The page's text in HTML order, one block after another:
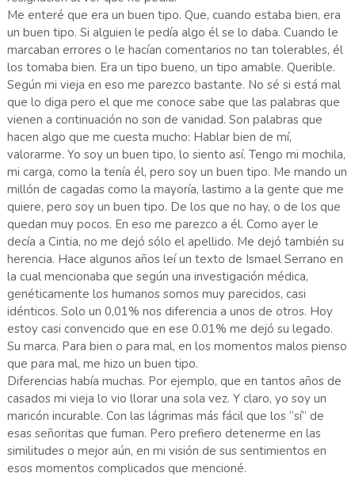
Me enteré que era un buen tipo. Que, cuando estaba bien, era
un buen tipo. Si alguien le pedía algo él se lo daba. Cuando le
marcaban errores o le hacían comentarios no tan tolerables, él
los tomaba bien. Era un tipo bueno, un tipo amable. Querible.
Según mi vieja en eso me parezco bastante. No sé si está mal
que lo diga pero el que me conoce sabe que las palabras que
vienen a continuación no son de vanidad. Son palabras que
hacen algo que me cuesta mucho: Hablar bien de mí,
valorarme. Yo soy un buen tipo, lo siento así. Tengo mi mochila,
mi carga, como la tenía él, pero soy un buen tipo. Me mando un
millón de cagadas como la mayoría, lastimo a la gente que me
quiere, pero soy un buen tipo. De los que no hay, o de los que
quedan muy pocos. En eso me parezco a él. Como ayer le
decía a Cintia, no me dejó sólo el apellido. Me dejó también su
herencia. Hace algunos años leí un texto de Ismael Serrano en
la cual mencionaba que según una investigación médica,
genéticamente los humanos somos muy parecidos, casi
idénticos. Solo un 0,01% nos diferencia a unos de otros. Hoy
estoy casi convencido que en ese 0.01% me dejó su legado.
Su marca. Para bien o para mal, en los momentos malos pienso
que para mal, me hizo un buen tipo.
Diferencias había muchas. Por ejemplo, que en tantos años de
casados mi vieja lo vio llorar una sola vez. Y claro, yo soy un
maricón incurable. Con las lágrimas más fácil que los “sí” de
esas señoritas que fuman. Pero prefiero detenerme en las
similitudes o mejor aún, en mi visión de sus sentimientos en
esos momentos complicados que mencioné.